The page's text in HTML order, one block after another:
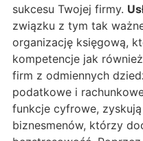
sukcesu Twojej firmy.
związku z tym tak
organizację księgową,
kompetencje jak
firm z odmiennych
podatkowe i
funkcje cyfrowe,
biznesmenów, którzy